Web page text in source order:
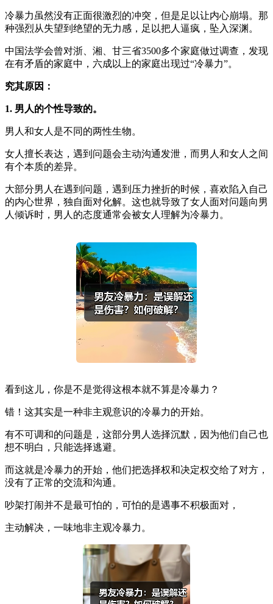
冷暴力虽然没有正面很激烈的冲突，但是足以让内心崩塌。那
种强烈从失望到绝望的无力感，足以把人逼疯，坠入深渊。
中国法学会曾对浙、湘、甘三省3500多个家庭做过调查，发现
在有矛盾的家庭中，六成以上的家庭出现过“冷暴力”。
究其原因：
1. 男人的个性导致的。
男人和女人是不同的两性生物。
女人擅长表达，遇到问题会主动沟通发泄，而男人和女人之间
有个本质的差异。
大部分男人在遇到问题，遇到压力挫折的时候，喜欢陷入自己
的内心世界，独自面对化解。这也就导致了女人面对问题向男
人倾诉时，男人的态度通常会被女人理解为冷暴力。
看到这儿，你是不是觉得这根本就不算是冷暴力？
错！这其实是一种非主观意识的冷暴力的开始。
有不可调和的问题是，这部分男人选择沉默，因为他们自己也
想不明白，只能选择逃避。
而这就是冷暴力的开始，他们把选择权和决定权交给了对方，
没有了正常的交流和沟通。
吵架打闹并不是最可怕的，可怕的是遇事不积极面对，
主动解决，一味地非主观冷暴力。